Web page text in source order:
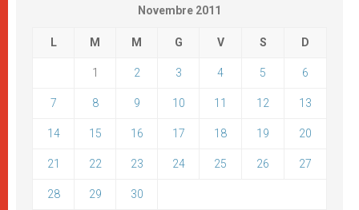
Novembre 2011
L M M G V S D
1 2 3 4 5 6
7 8 9 10 11 12 13
14 15 16 17 18 19 20
21 22 23 24 25 26 27
28 29 30